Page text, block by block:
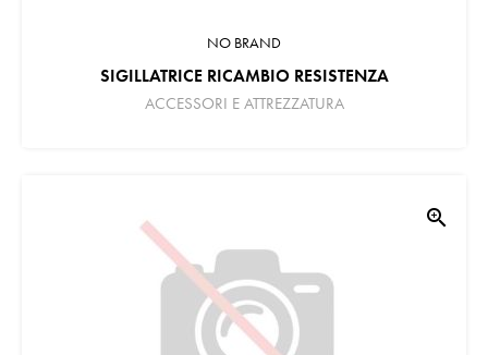
NO BRAND
SIGILLATRICE RICAMBIO RESISTENZA
ACCESSORI E ATTREZZATURA
zoom_in